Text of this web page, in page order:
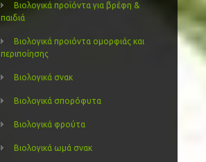
Βιολογικά προϊόντα για βρέφη &
παιδιά
Βιολογικά προιόντα ομορφιάς και
περιποίησης
Βιολογικά σνακ
Βιολογικά σπορόφυτα
Βιολογικά φρούτα
Βιολογικά ωμά σνακ